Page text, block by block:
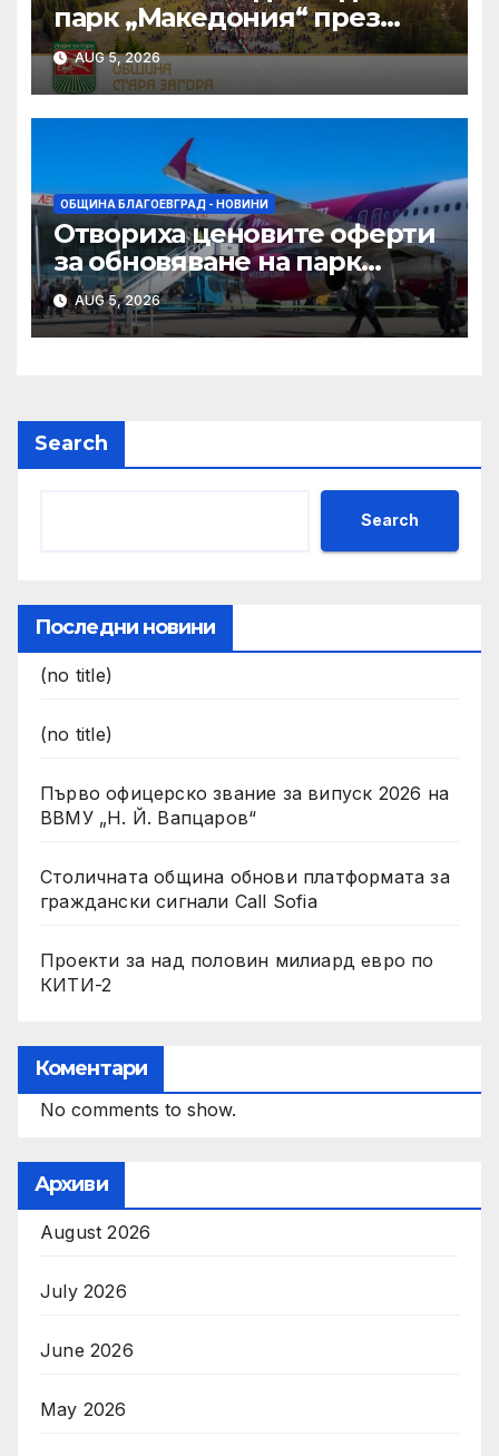
парк „Македония“ през
август в Благоевград
AUG 5, 2026
ОБЩИНА БЛАГОЕВГРАД - НОВИНИ
Отвориха ценовите оферти
за обновяване на парк
„Ловен дом“ и
„Ботаническа градина“ в
Благоевград
AUG 5, 2026
Search
Search
Последни новини
(no title)
(no title)
Първо офицерско звание за випуск 2026 на
ВВМУ „Н. Й. Вапцаров“
Столичната община обнови платформата за
граждански сигнали Call Sofia
Проекти за над половин милиард евро по
КИТИ-2
Коментари
No comments to show.
Архиви
August 2026
July 2026
June 2026
May 2026